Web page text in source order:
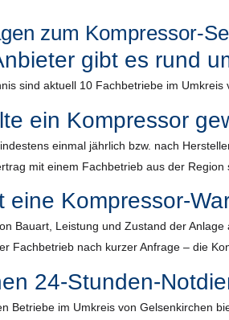
zum Kompressor-
gibt es rund
sind aktuell 10 Fachbetriebe im
ein Kompressor
einmal jährlich bzw. nach
mit einem Fachbetrieb aus der Region
eine Kompressor-
Bauart, Leistung und Zustand der
Fachbetrieb nach kurzer Anfrage – die
24-Stunden-
Betriebe im Umkreis von Gelsenkirchen